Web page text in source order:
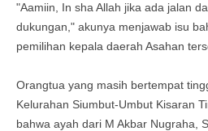
"Aamiin, In sha Allah jika ada jalan
dukungan," akunya menjawab isu
pemilihan kepala daerah Asahan
Orangtua yang masih bertempat
Kelurahan Siumbut-Umbut Kisaran
bahwa ayah dari M Akbar Nugraha,